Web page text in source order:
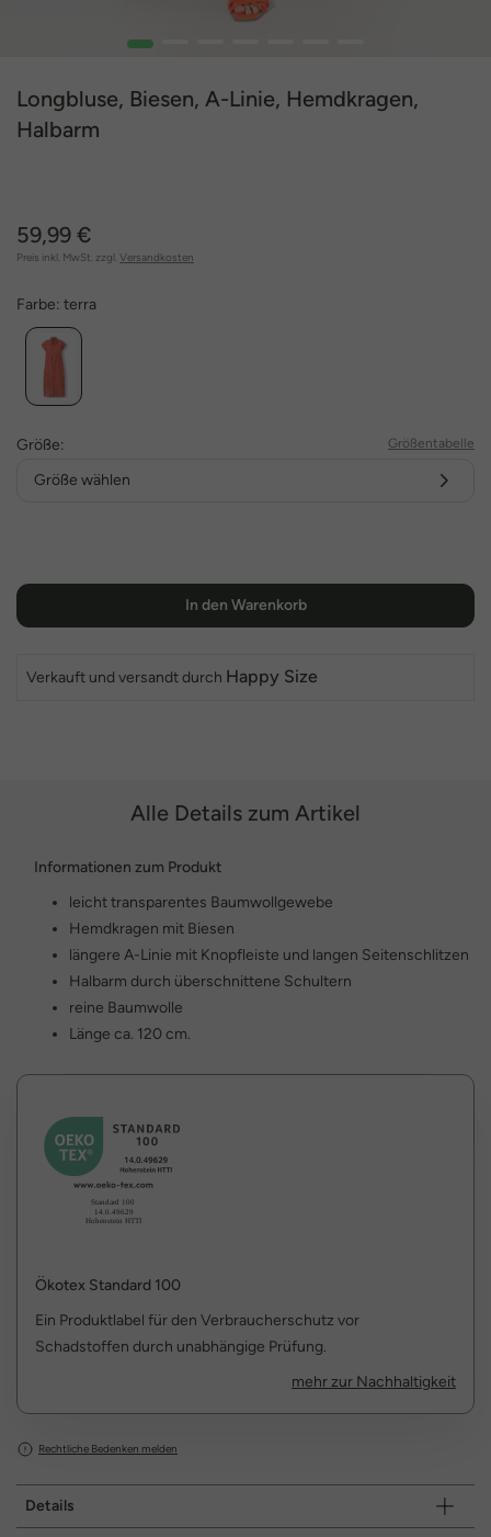
1
Longbluse, Biesen, A-Linie, Hemdkragen,
Halbarm
59,99 €
Preis inkl. MwSt. zzgl. Versandkosten
Farbe: terra
Größe: Größentabelle
Größe wählen
In den Warenkorb
Verkauft und versandt durch Happy Size
Alle Details zum Artikel
Informationen zum Produkt
leicht transparentes Baumwollgewebe
Hemdkragen mit Biesen
längere A-Linie mit Knopfleiste und langen Seitenschlitzen
Halbarm durch überschnittene Schultern
reine Baumwolle
Länge ca. 120 cm.
Ökotex Standard 100
Ein Produktlabel für den Verbraucherschutz vor
Schadstoffen durch unabhängige Prüfung.
mehr zur Nachhaltigkeit
Rechtliche Bedenken melden
Details